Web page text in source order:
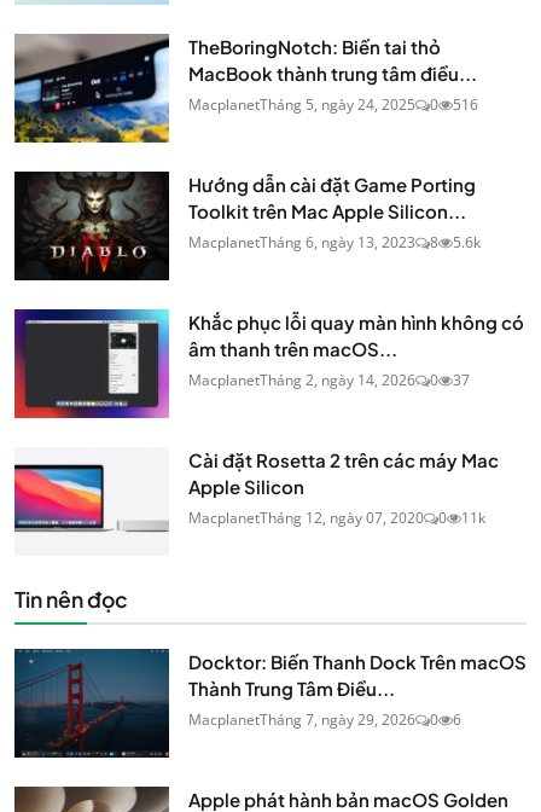
TheBoringNotch: Biến tai thỏ
MacBook thành trung tâm điều...
MacplanetTháng 5, ngày 24, 2025 0 516
Hướng dẫn cài đặt Game Porting
Toolkit trên Mac Apple Silicon...
MacplanetTháng 6, ngày 13, 2023 8 5.6k
Khắc phục lỗi quay màn hình không có
âm thanh trên macOS...
MacplanetTháng 2, ngày 14, 2026 0 37
Cài đặt Rosetta 2 trên các máy Mac
Apple Silicon
MacplanetTháng 12, ngày 07, 2020 0 11k
Tin nên đọc
Docktor: Biến Thanh Dock Trên macOS
Thành Trung Tâm Điều...
MacplanetTháng 7, ngày 29, 2026 0 6
Apple phát hành bản macOS Golden